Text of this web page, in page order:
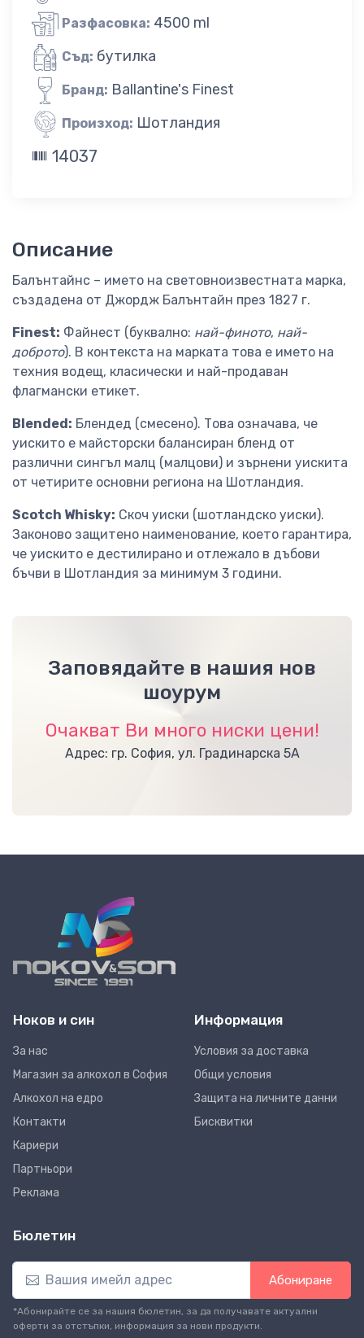
Разфасовка: 4500 ml
Съд: бутилка
Бранд: Ballantine's Finest
Произход: Шотландия
14037
Описание
Балънтайнс – името на световноизвестната марка,
създадена от Джордж Балънтайн през 1827 г.
Finest: Файнест (буквално: най-финото, най-
доброто). В контекста на марката това е името на
техния водещ, класически и най-продаван
флагмански етикет.
Blended: Блендед (смесено). Това означава, че
уискито е майсторски балансиран бленд от
различни сингъл малц (малцови) и зърнени уискита
от четирите основни региона на Шотландия.
Scotch Whisky: Скоч уиски (шотландско уиски).
Законово защитено наименование, което гарантира,
че уискито е дестилирано и отлежало в дъбови
бъчви в Шотландия за минимум 3 години.
Заповядайте в нашия нов
шоурум
Очакват Ви много ниски цени!
Адрес: гр. София, ул. Градинарска 5А
Ноков и син
За нас
Магазин за алкохол в София
Алкохол на едро
Контакти
Кариери
Партньори
Реклама
Информация
Условия за доставка
Общи условия
Защита на личните данни
Бисквитки
Бюлетин
Абониране
*Абонирайте се за нашия бюлетин, за да получавате актуални
оферти за отстъпки, информация за нови продукти.